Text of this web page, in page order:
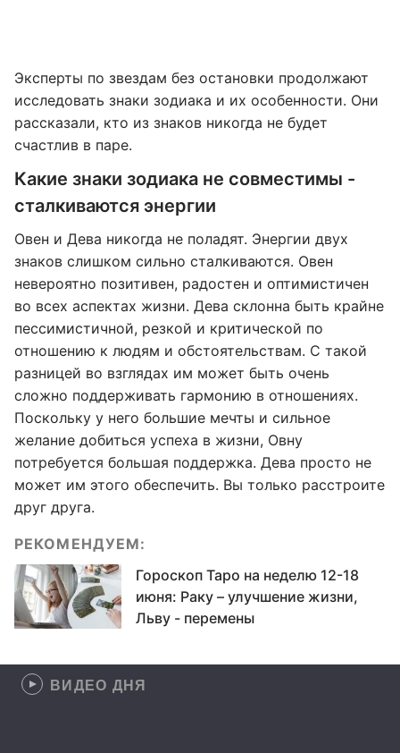
Эксперты по звездам без остановки продолжают
исследовать знаки зодиака и их особенности. Они
рассказали, кто из знаков никогда не будет
счастлив в паре.
Какие знаки зодиака не совместимы -
сталкиваются энергии
Овен и Дева никогда не поладят. Энергии двух
знаков слишком сильно сталкиваются. Овен
невероятно позитивен, радостен и оптимистичен
во всех аспектах жизни. Дева склонна быть крайне
пессимистичной, резкой и критической по
отношению к людям и обстоятельствам. С такой
разницей во взглядах им может быть очень
сложно поддерживать гармонию в отношениях.
Поскольку у него большие мечты и сильное
желание добиться успеха в жизни, Овну
потребуется большая поддержка. Дева просто не
может им этого обеспечить. Вы только расстроите
друг друга.
РЕКОМЕНДУЕМ:
Гороскоп Таро на неделю 12-18
июня: Раку – улучшение жизни,
Льву - перемены
ВИДЕО ДНЯ